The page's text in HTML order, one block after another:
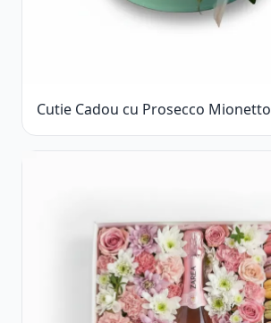
Cutie Cadou cu Prosecco Mionetto
Ferrero Rocher și Flori Pastelate